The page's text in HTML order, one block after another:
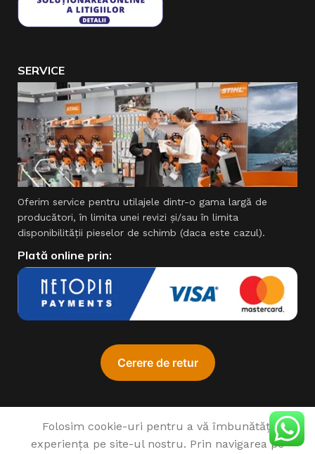
SERVICE
Oferim service pentru utilajele dintr-o gama largă de
producători, în limita unei revizi şi/sau în limita
disponibilităţii pieselor de schimb (daca este cazul).
Plată online prin:
1993 - 2022 SIMPROCOM SRL. Made with ♥by201.ro
Folosim cookie-uri pentru a vă îmbunătăți
experiența pe site-ul nostru. Prin navigarea pe
Generator